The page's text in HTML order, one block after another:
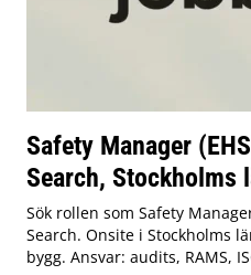
Safety Manager
Search, Stockholms
Sök rollen som Safety
Search. Onsite i Stockholms
bygg. Ansvar: audits, RAMS,